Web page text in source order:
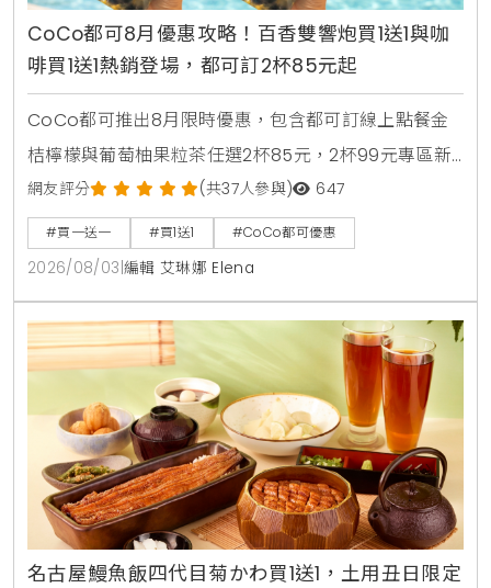
CoCo都可8月優惠攻略！百香雙響炮買1送1與咖
啡買1送1熱銷登場，都可訂2杯85元起
CoCo都可推出8月限時優惠，包含都可訂線上點餐金
桔檸檬與葡萄柚果粒茶任選2杯85元，2杯99元專區新
上架粉角檸檬冬瓜，每週一二指定咖啡買1送1，8月5日
週三好友日更祭出百香雙響炮買1送1優惠。
網友評分 (共37人參與) 647
#買一送一 #買1送1 #CoCo都可優惠
2026/08/03 編輯 艾琳娜 Elena
名古屋鰻魚飯四代目菊かわ買1送1，土用丑日限定